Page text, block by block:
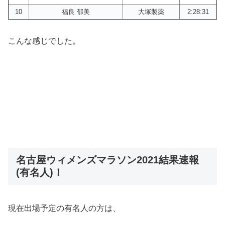
10 福良 郁美 大塚製薬 2:28:31
こんな感じでした。
名古屋ウィメンズマラソン2021結果速報
(有名人)！
現在出場予定の有名人の方は、